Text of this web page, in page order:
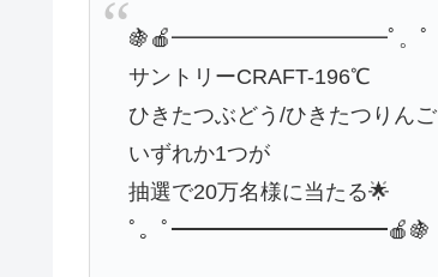
🍇🍎━━━━━━━━━━ﾟ。ﾟ
サントリーCRAFT-196℃
ひきたつぶどう/ひきたつりんご
いずれか1つが
抽選で20万名様に当たる🌟
ﾟ。ﾟ━━━━━━━━━━🍎🍇